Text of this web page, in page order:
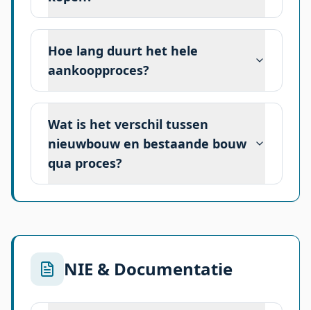
Hoe lang duurt het hele
aankoopproces?
Wat is het verschil tussen
nieuwbouw en bestaande bouw
qua proces?
NIE & Documentatie